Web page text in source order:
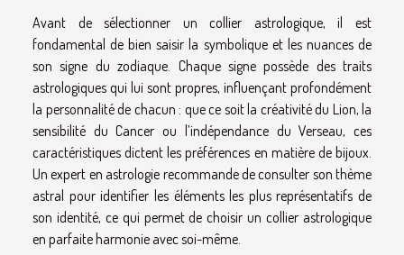
Avant de sélectionner un collier astrologique, il est
fondamental de bien saisir la symbolique et les nuances de
son signe du zodiaque. Chaque signe possède des traits
astrologiques qui lui sont propres, influençant profondément
la personnalité de chacun : que ce soit la créativité du Lion, la
sensibilité du Cancer ou l’indépendance du Verseau, ces
caractéristiques dictent les préférences en matière de bijoux.
Un expert en astrologie recommande de consulter son thème
astral pour identifier les éléments les plus représentatifs de
son identité, ce qui permet de choisir un collier astrologique
en parfaite harmonie avec soi-même.